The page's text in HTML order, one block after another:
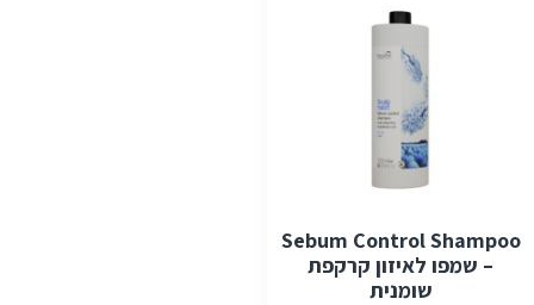
Sebum Control Shampoo
– שמפו לאיזון קרקפת
שומנית